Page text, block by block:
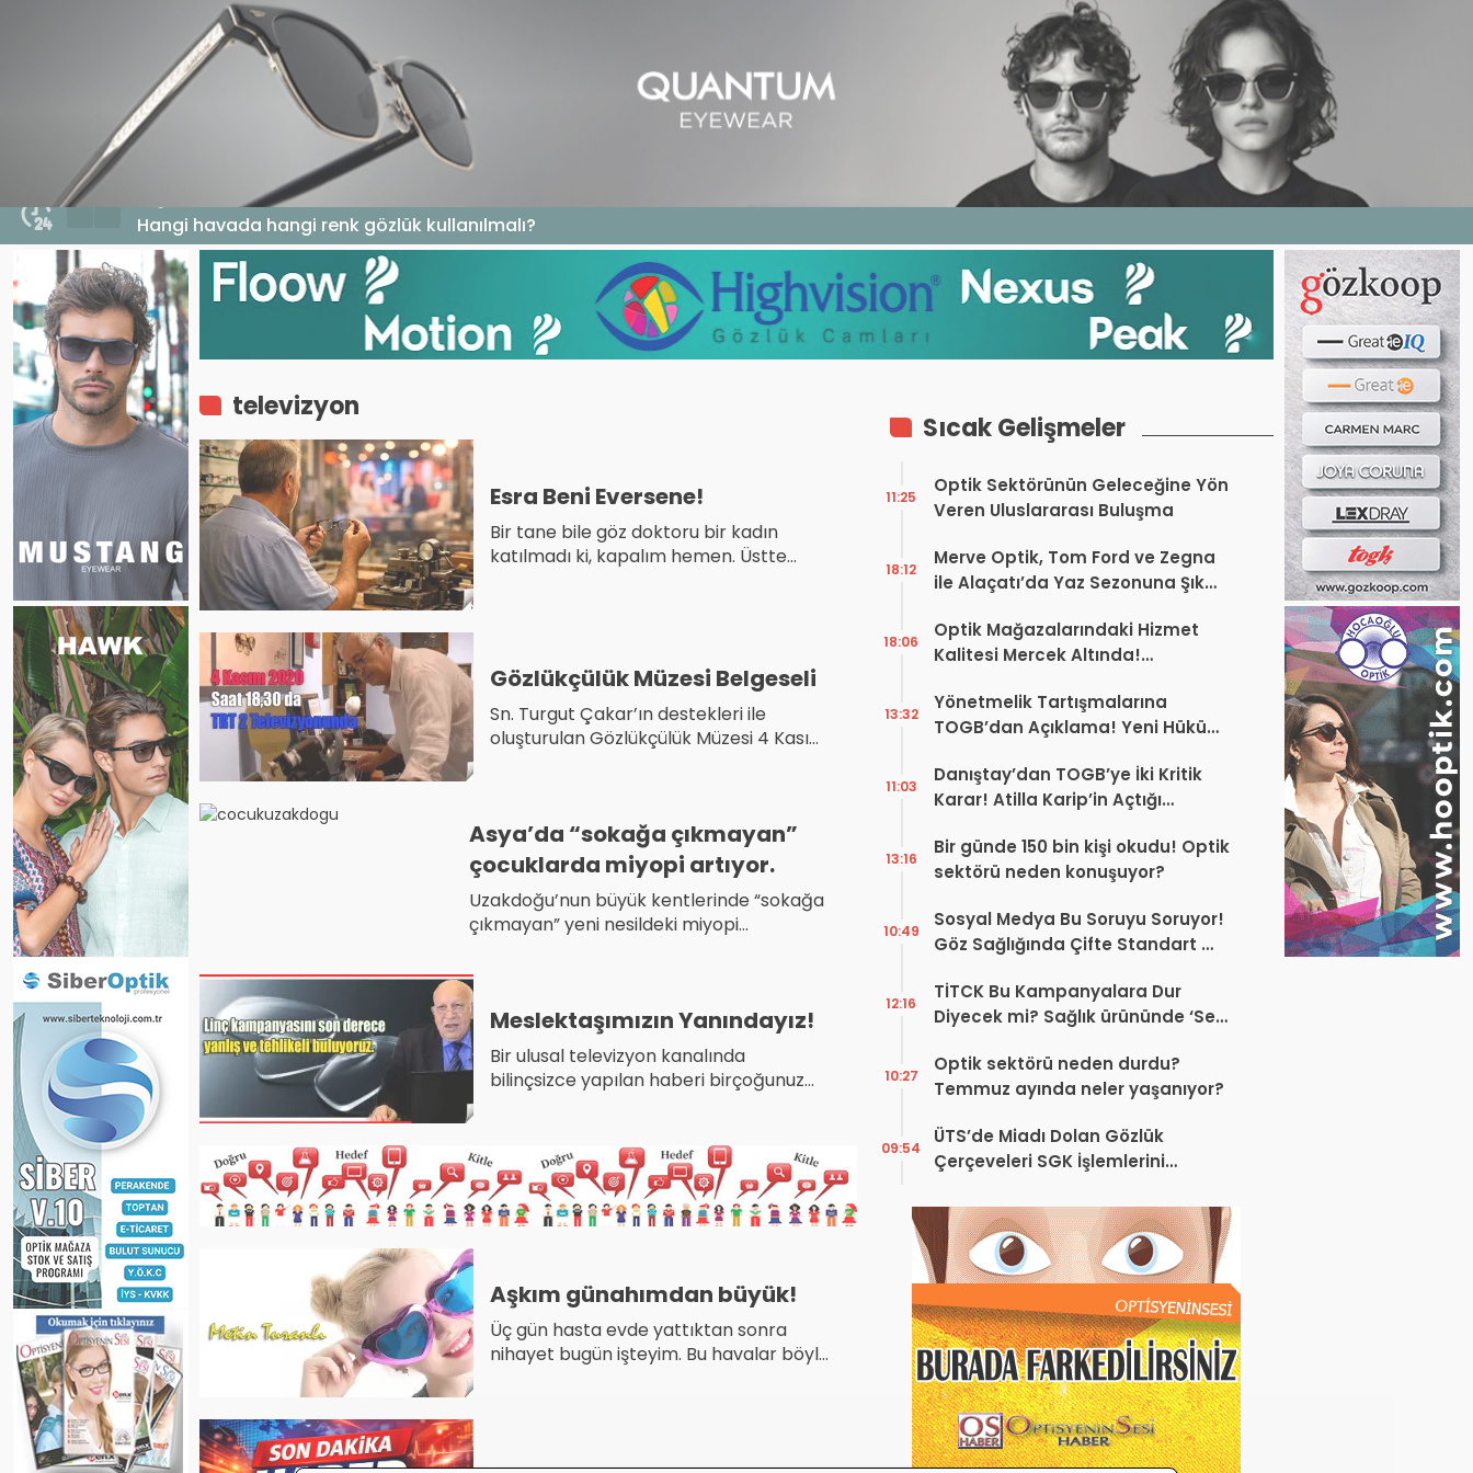
EKONOMI MAGAZIN E DERGI WEB TV BIZE YAZIN
6 Ağustos 2026 - 17:11
Hangi havada hangi renk gözlük kullanılmalı?
televizyon
Esra Beni Eversene!
Bir tane bile göz doktoru bir kadın
katılmadı ki, kapalım hemen. Üstte
Gözlükçülük Müzesi Belgeseli
Sn. Turgut Çakar’ın destekleri ile
oluşturulan Gözlükçülük Müzesi 4 Kasım
Asya’da “sokağa çıkmayan”
çocuklarda miyopi artıyor.
Uzakdoğu’nun büyük kentlerinde “sokağa
çıkmayan” yeni nesildeki miyopi
Meslektaşımızın Yanındayız!
Bir ulusal televizyon kanalında
bilinçsizce yapılan haberi birçoğunuz
meslektaşımıza karşı yürütülen linç
kampanyasını son derece yanlış ve
tehlikeli buluyoruz.
Aşkım günahımdan büyük!
Üç gün hasta evde yattıktan sonra
nihayet bugün işteyim. Bu havalar böyle
Sıcak Gelişmeler
Optik Sektörünün Geleceğine Yön
Veren Uluslararası Buluşma
11:25
Merve Optik, Tom Ford ve Zegna
ile Alaçatı’da Yaz Sezonuna Şık
18:12
Optik Mağazalarındaki Hizmet
Kalitesi Mercek Altında!
Şekillendirebilir
18:06
Yönetmelik Tartışmalarına
TOGB’dan Açıklama! Yeni Hüküm
13:32
Danıştay’dan TOGB’ye İki Kritik
Karar! Atilla Karip’in Açtığı
Kararı
11:03
Bir günde 150 bin kişi okudu! Optik
sektörü neden konuşuyor?
13:16
Sosyal Medya Bu Soruyu Soruyor!
Göz Sağlığında Çifte Standart mı
10:49
TİTCK Bu Kampanyalara Dur
Diyecek mi? Sağlık ürününde ‘Set
12:16
Optik sektörü neden durdu?
Temmuz ayında neler yaşanıyor?
10:27
ÜTS’de Miadı Dolan Gözlük
Çerçeveleri SGK İşlemlerini
09:54